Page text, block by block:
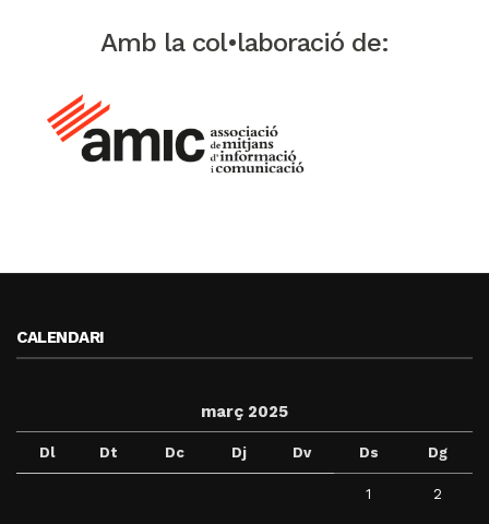
Amb la col•laboració de:
CALENDARI
març 2025
Dl Dt Dc Dj Dv Ds Dg
1 2